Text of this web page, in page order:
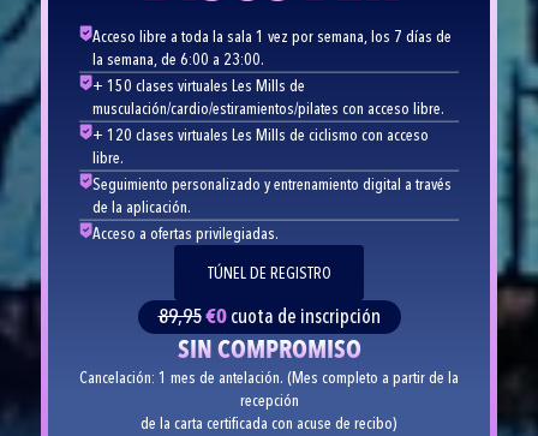
Acceso libre a toda la sala 1 vez por semana, los 7 días de
la semana, de 6:00 a 23:00.
+ 150 clases virtuales Les Mills de
musculación/cardio/estiramientos/pilates con acceso libre.
+ 120 clases virtuales Les Mills de ciclismo con acceso
libre.
Seguimiento personalizado y entrenamiento digital a través
de la aplicación.
Acceso a ofertas privilegiadas.
TÚNEL DE REGISTRO
89,95€0cuota de inscripción
SIN COMPROMISO
Cancelación: 1 mes de antelación. (Mes completo a partir de la
recepción
de la carta certificada con acuse de recibo)